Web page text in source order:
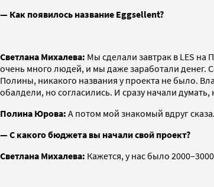
— Как появилось название Eggsellent?
Светлана Михалева: Мы сделали завтрак в LES
очень много людей, и мы даже заработали денег.
Полины, никакого названия у проекта не было.
обалдели, но согласились. И сразу начали
Полина Юрова: А потом мой знакомый вдруг
— С какого бюджета вы начали свой проект?
Светлана Михалева: Кажется, у нас было